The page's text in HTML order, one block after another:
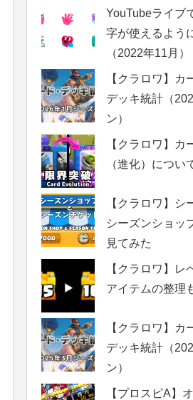
YouTubeライブ
字が使えるよう
（2022年11月）
【クラロワ】カ
デッキ統計（
ン）
【クラロワ】カ
（進化）につい
【クラロワ】シ
シーズンショッ
見てみた
【クラロワ】レ
アイテムの整理
【クラロワ】カ
デッキ統計（
ン）
【プロスピA】